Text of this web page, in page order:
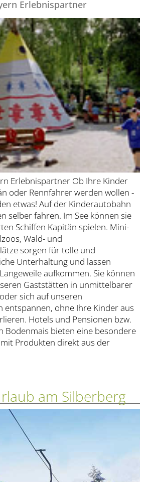
Erlebnispartner
Erlebnispartner Ob Ihre Kinder
oder Rennfahrer werden wollen -
etwas! Auf der Kinderautobahn
selber fahren. Im See können sie
Schiffen Kapitän spielen. Mini-
Wald- und
sorgen für tolle und
Unterhaltung und lassen
aufkommen. Sie können
Gaststätten in unmittelbarer
sich auf unseren
entspannen, ohne Ihre Kinder aus
Hotels und Pensionen bzw.
Bodenmais bieten eine besondere
Produkten direkt aus der
am Silberberg